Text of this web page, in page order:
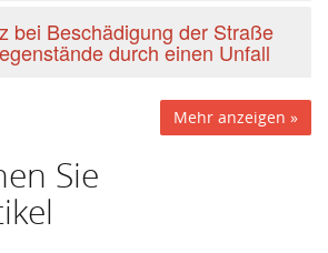
bei Beschädigung der Straße
durch einen Unfall
Mehr anzeigen »
Sie